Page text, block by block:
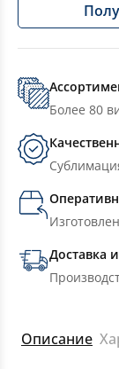
Более 80
Доставка
Описание